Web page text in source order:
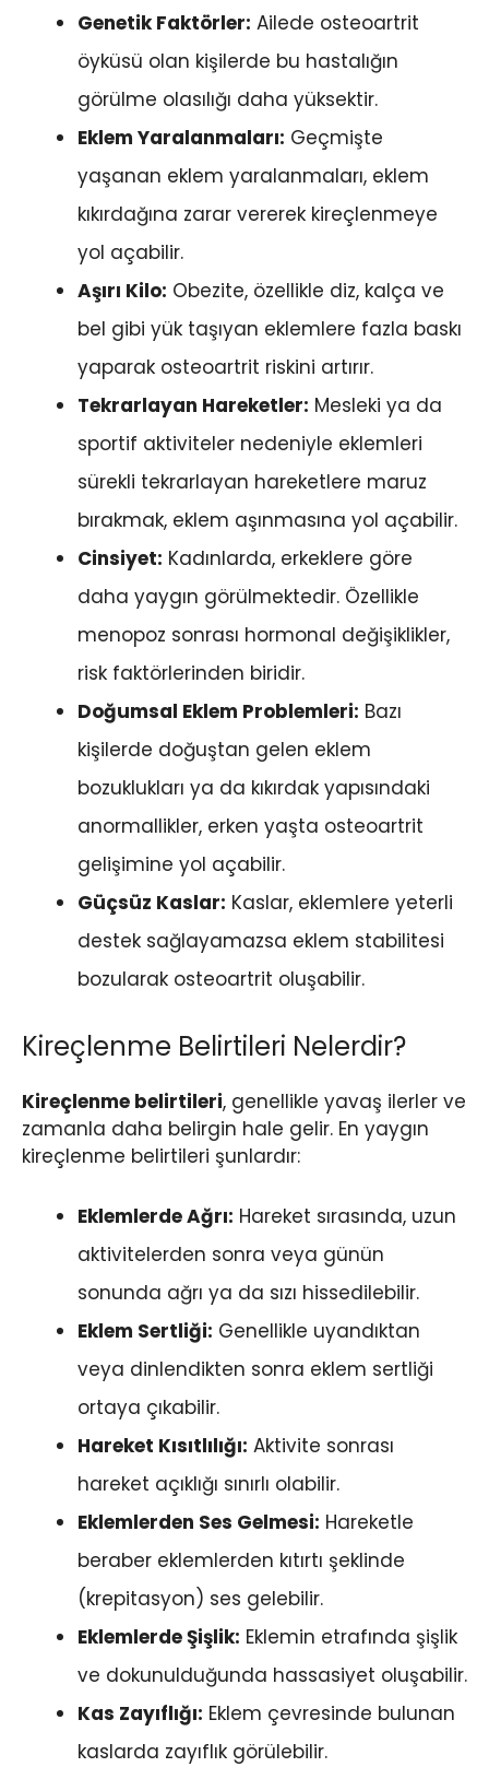
Genetik Faktörler: Ailede osteoartrit
öyküsü olan kişilerde bu hastalığın
görülme olasılığı daha yüksektir.
Eklem Yaralanmaları: Geçmişte
yaşanan eklem yaralanmaları, eklem
kıkırdağına zarar vererek kireçlenmeye
yol açabilir.
Aşırı Kilo: Obezite, özellikle diz, kalça ve
bel gibi yük taşıyan eklemlere fazla baskı
yaparak osteoartrit riskini artırır.
Tekrarlayan Hareketler: Mesleki ya da
sportif aktiviteler nedeniyle eklemleri
sürekli tekrarlayan hareketlere maruz
bırakmak, eklem aşınmasına yol açabilir.
Cinsiyet: Kadınlarda, erkeklere göre
daha yaygın görülmektedir. Özellikle
menopoz sonrası hormonal değişiklikler,
risk faktörlerinden biridir.
Doğumsal Eklem Problemleri: Bazı
kişilerde doğuştan gelen eklem
bozuklukları ya da kıkırdak yapısındaki
anormallikler, erken yaşta osteoartrit
gelişimine yol açabilir.
Güçsüz Kaslar: Kaslar, eklemlere yeterli
destek sağlayamazsa eklem stabilitesi
bozularak osteoartrit oluşabilir.
Kireçlenme Belirtileri Nelerdir?
Kireçlenme belirtileri, genellikle yavaş ilerler ve
zamanla daha belirgin hale gelir. En yaygın
kireçlenme belirtileri şunlardır:
Eklemlerde Ağrı: Hareket sırasında, uzun
aktivitelerden sonra veya günün
sonunda ağrı ya da sızı hissedilebilir.
Eklem Sertliği: Genellikle uyandıktan
veya dinlendikten sonra eklem sertliği
ortaya çıkabilir.
Hareket Kısıtlılığı: Aktivite sonrası
hareket açıklığı sınırlı olabilir.
Eklemlerden Ses Gelmesi: Hareketle
beraber eklemlerden kıtırtı şeklinde
(krepitasyon) ses gelebilir.
Eklemlerde Şişlik: Eklemin etrafında şişlik
ve dokunulduğunda hassasiyet oluşabilir.
Kas Zayıflığı: Eklem çevresinde bulunan
kaslarda zayıflık görülebilir.